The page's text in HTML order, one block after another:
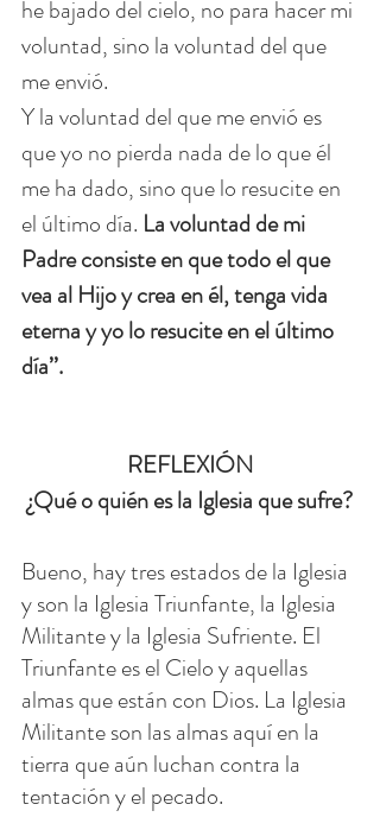
he bajado del cielo, no para hacer mi
voluntad, sino la voluntad del que
me envió.
Y la voluntad del que me envió es
que yo no pierda nada de lo que él
me ha dado, sino que lo resucite en
el último día. La voluntad de mi
Padre consiste en que todo el que
vea al Hijo y crea en él, tenga vida
eterna y yo lo resucite en el último
día’’.
REFLEXIÓN
¿Qué o quién es la Iglesia que sufre?
Bueno, hay tres estados de la Iglesia
y son la Iglesia Triunfante, la Iglesia
Militante y la Iglesia Sufriente. El
Triunfante es el Cielo y aquellas
almas que están con Dios. La Iglesia
Militante son las almas aquí en la
tierra que aún luchan contra la
tentación y el pecado.